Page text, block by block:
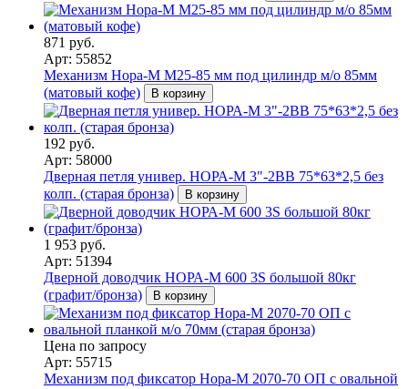
871 руб.
Арт: 55852
Механизм Нора-М M25-85 мм под цилиндр м/о 85мм
(матовый кофе)
В корзину
192 руб.
Арт: 58000
Дверная петля универ. НОРА-М 3"-2ВВ 75*63*2,5 без
колп. (старая бронза)
В корзину
1 953 руб.
Арт: 51394
Дверной доводчик НОРА-M 600 3S большой 80кг
(графит/бронза)
В корзину
Цена по запросу
Арт: 55715
Механизм под фиксатор Нора-М 2070-70 ОП с овальной